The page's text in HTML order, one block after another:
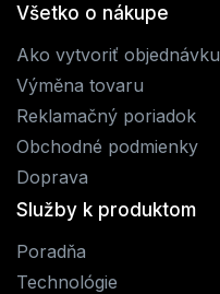
Všetko o nákupe
Ako vytvoriť objednávku
Výměna tovaru
Reklamačný poriadok
Obchodné podmienky
Doprava
Služby k produktom
Poradňa
Technológie